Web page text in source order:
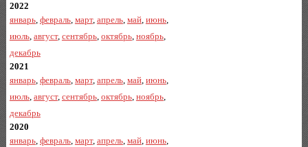
2022
январь, февраль, март, апрель, май, июнь,
июль, август, сентябрь, октябрь, ноябрь,
декабрь
2021
январь, февраль, март, апрель, май, июнь,
июль, август, сентябрь, октябрь, ноябрь,
декабрь
2020
январь, февраль, март, апрель, май, июнь,